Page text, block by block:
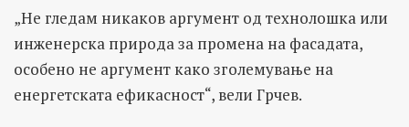
„Не гледам никаков аргумент од технолошка или
инженерска природа за промена на фасадата,
особено не аргумент како зголемување на
енергетската ефикасност“, вели Грчев.